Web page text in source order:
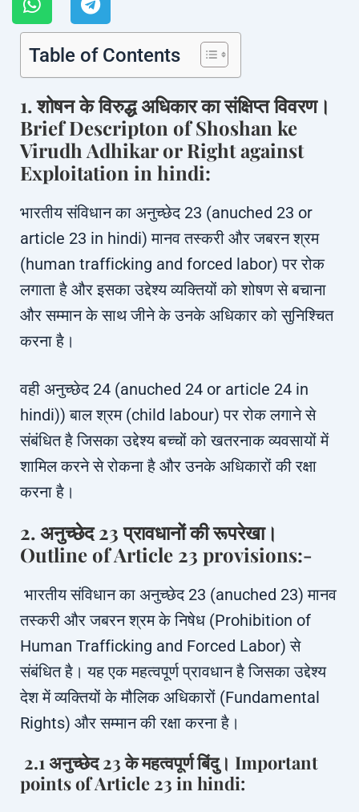
Table of Contents
1. शोषन के विरुद्ध अधिकार का संक्षिप्त विवरण।
Brief Descripton of Shoshan ke
Virudh Adhikar or Right against
Exploitation in hindi:
भारतीय संविधान का अनुच्छेद 23 (anuched 23 or
article 23 in hindi) मानव तस्करी और जबरन श्रम
(human trafficking and forced labor) पर रोक
लगाता है और इसका उद्देश्य व्यक्तियों को शोषण से बचाना
और सम्मान के साथ जीने के उनके अधिकार को सुनिश्चित
करना है।
वही अनुच्छेद 24 (anuched 24 or article 24 in
hindi)) बाल श्रम (child labour) पर रोक लगाने से
संबंधित है जिसका उद्देश्य बच्चों को खतरनाक व्यवसायों में
शामिल करने से रोकना है और उनके अधिकारों की रक्षा
करना है।
2. अनुच्छेद 23 प्रावधानों की रूपरेखा।
Outline of Article 23 provisions:-
भारतीय संविधान का अनुच्छेद 23 (anuched 23) मानव
तस्करी और जबरन श्रम के निषेध (Prohibition of
Human Trafficking and Forced Labor) से
संबंधित है। यह एक महत्वपूर्ण प्रावधान है जिसका उद्देश्य
देश में व्यक्तियों के मौलिक अधिकारों (Fundamental
Rights) और सम्मान की रक्षा करना है।
2.1 अनुच्छेद 23 के महत्वपूर्ण बिंदु। Important
points of Article 23 in hindi: